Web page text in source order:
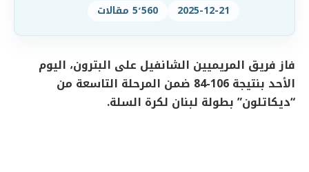
2025-12-21 5٬560 مقالات
فاز فريق المريميين الشانفيل على البترون، اليوم
الأحد بنتيجة 106-84 ضمن المرحلة التاسعة من
“ديكاتلون” بطولة لبنان لكرة السلة.